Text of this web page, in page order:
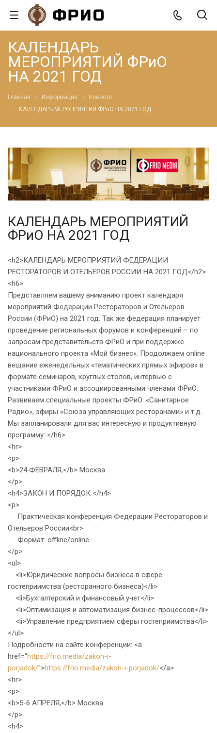
КАЛЕНДАРЬ
МЕРОПРИЯТИЙ ФРиО
НА 2021 ГОД
Главная Информация
Новости
КАЛЕНДАРЬ МЕРОПРИЯТИЙ ФРиО НА 2021 ГОД
КАЛЕНДАРЬ МЕРОПРИЯТИЙ
ФРиО НА 2021 ГОД
<h2>КАЛЕНДАРЬ МЕРОПРИЯТИЙ ФЕДЕРАЦИИ
РЕСТОРАТОРОВ И ОТЕЛЬЕРОВ РОССИИ НА 2021 ГОД</h2>
<h6>
Представляем вашему вниманию проект календаря
мероприятий Федерации Рестораторов и Отельеров
России (ФРиО) на 2021 год. Так же федерация планирует
проведение региональных форумов и конференций – по
запросам представительств ФРиО и при поддержке
национального проекта «Мой бизнес». Продолжаем online
вещание еженедельных «тематических прямых эфиров» в
формате семинаров, круглых столов, интервью с
участниками ФРиО и ассоциированными членами ФРиО.
Развиваем специальные проекты ФРиО: «Санитарное
Радио», эфиры «Союза управляющих ресторанами» и т.д.
Мы запланировали для вас интересную и продуктивную
программу: </h6>
<hr>
<p>
<b>24 ФЕВРАЛЯ,</b> Москва
</p>
<h4>ЗАКОН И ПОРЯДОК </h4>
<p>
Практическая конференция Федерации Рестораторов и
Отельеров России<br>
Формат: offline/online
</p>
<ul>
<li>Юридические вопросы бизнеса в сфере
гостеприимства (ресторанного бизнеса)</li>
<li>Бухгалтерский и финансовый учет</li>
<li>Оптимизация и автоматизация бизнес-процессов</li>
<li>Управление предприятием сферы гостеприимства</li>
</ul>
Подробности на сайте конференции: <a
href="https://frio.media/zakon-i-
porjadok/">https://frio.media/zakon-i-porjadok/</a>
<hr>
<p>
<b>5-6 АПРЕЛЯ,</b> Москва
</p>
<h4>